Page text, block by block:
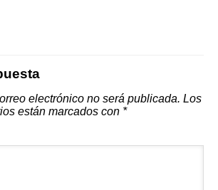
electrónico no será publicada. Los
están marcados con *